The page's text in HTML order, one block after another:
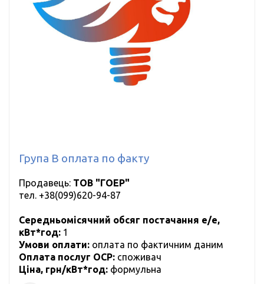
Група B оплата по факту
Продавець: ТОВ "ГОЕР"
тел. +38(099)620-94-87
Середньомісячний обсяг постачання е/е,
кВт*год: 1
Умови оплати: оплата по фактичним даним
Оплата послуг ОСР: cпоживач
Ціна, грн/кВт*год: формульна